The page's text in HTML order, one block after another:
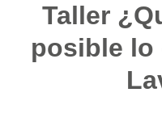
Taller
posible lo